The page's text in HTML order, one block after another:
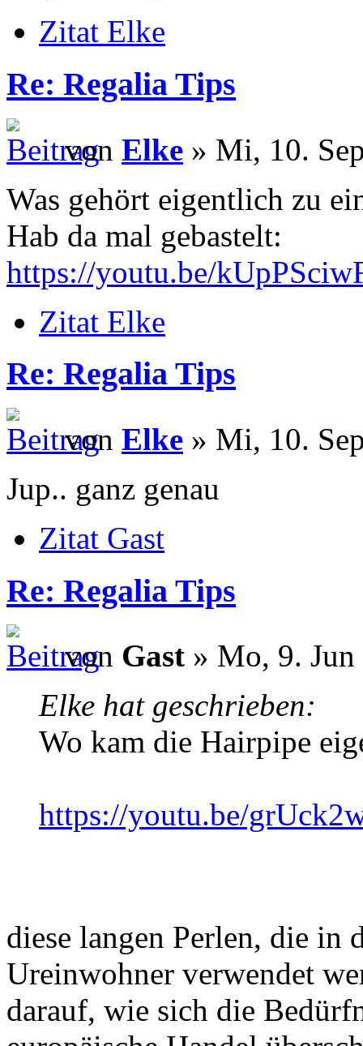
Zitat Elke
Re: Regalia Tips
von Elke » Mi, 10.
Was gehört eigentlich zu
Hab da mal gebastelt:
https://youtu.be/
Zitat Elke
Re: Regalia Tips
von Elke » Mi, 10.
Jup.. ganz genau
Zitat Gast
Re: Regalia Tips
von Gast » Mo, 9.
Elke hat geschrieben:
Wo kam die Hairpipe
https://youtu.be/
diese langen Perlen, die in
Ureinwohner verwendet
darauf, wie sich die